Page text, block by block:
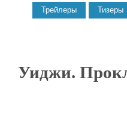
Уиджи.